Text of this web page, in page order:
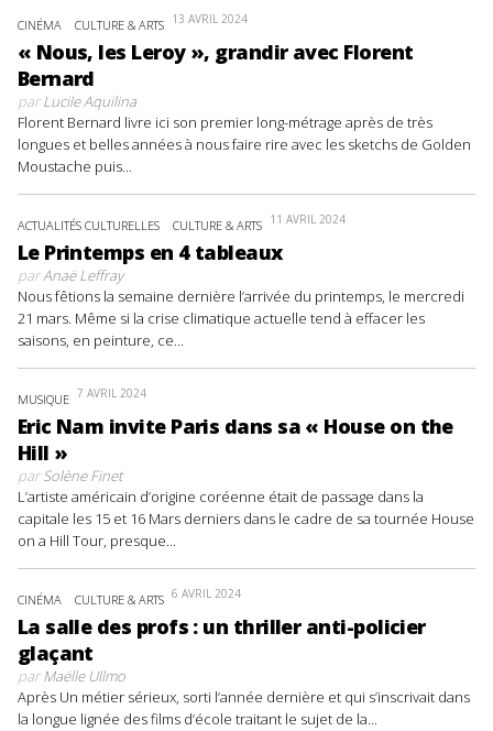
CINÉMA CULTURE & ARTS 13 AVRIL 2024
« Nous, les Leroy », grandir avec Florent
Bernard
parLucile Aquilina
Florent Bernard livre ici son premier long-métrage après de très
longues et belles années à nous faire rire avec les sketchs de Golden
Moustache puis...
ACTUALITÉS CULTURELLES CULTURE & ARTS 11 AVRIL 2024
Le Printemps en 4 tableaux
parAnaë Leffray
Nous fêtions la semaine dernière l’arrivée du printemps, le mercredi
21 mars. Même si la crise climatique actuelle tend à effacer les
saisons, en peinture, ce...
MUSIQUE 7 AVRIL 2024
Eric Nam invite Paris dans sa « House on the
Hill »
parSolène Finet
L’artiste américain d’origine coréenne était de passage dans la
capitale les 15 et 16 Mars derniers dans le cadre de sa tournée House
on a Hill Tour, presque...
CINÉMA CULTURE & ARTS 6 AVRIL 2024
La salle des profs : un thriller anti-policier
glaçant
parMaëlle Ullmo
Après Un métier sérieux, sorti l’année dernière et qui s’inscrivait dans
la longue lignée des films d’école traitant le sujet de la...